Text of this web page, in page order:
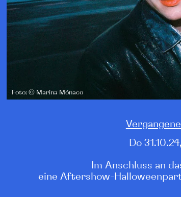
Foto: © Marina Mónaco
Do
Im Anschluss an
eine Aftershow-